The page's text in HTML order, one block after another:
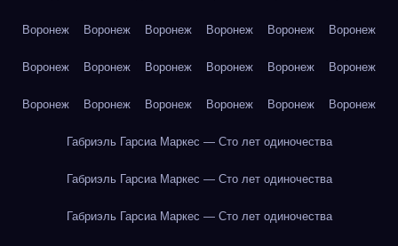
Воронеж Воронеж Воронеж Воронеж Воронеж Воронеж
Воронеж Воронеж Воронеж Воронеж Воронеж Воронеж
Воронеж Воронеж Воронеж Воронеж Воронеж Воронеж
Габриэль Гарсиа Маркес — Сто лет одиночества
Габриэль Гарсиа Маркес — Сто лет одиночества
Габриэль Гарсиа Маркес — Сто лет одиночества